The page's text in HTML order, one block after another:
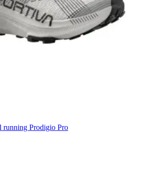
running Prodigio Pro